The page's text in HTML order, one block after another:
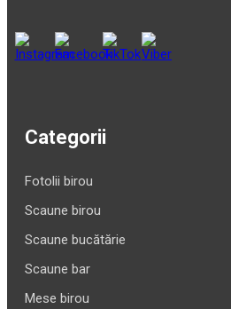
Categorii
Fotolii birou
Scaune birou
Scaune bucătărie
Scaune bar
Mese birou